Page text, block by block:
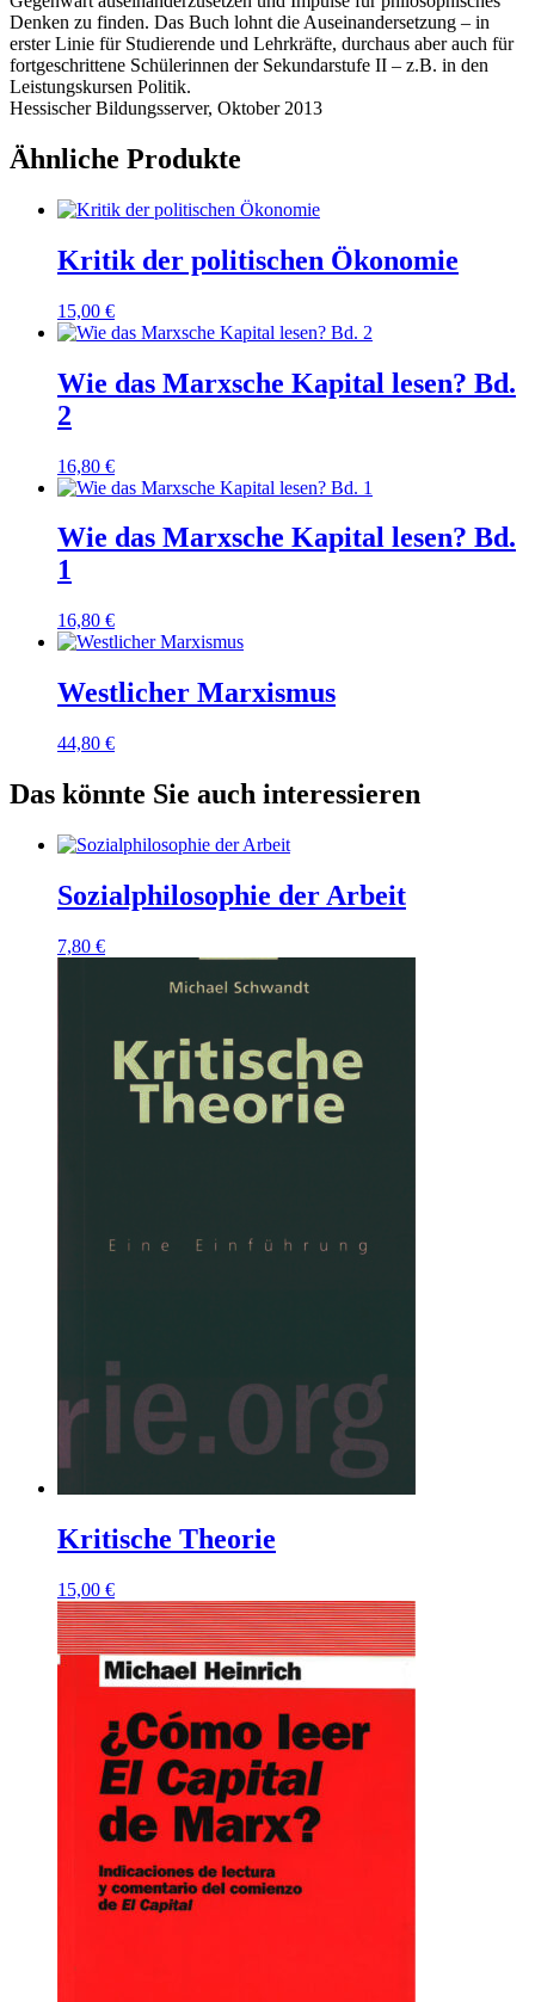
Denken zu finden. Das Buch lohnt die Auseinandersetzung – in
erster Linie für Studierende und Lehrkräfte, durchaus aber auch für
fortgeschrittene Schülerinnen der Sekundarstufe II – z.B. in den
Leistungskursen Politik.
Hessischer Bildungsserver, Oktober 2013
Ähnliche Produkte
Kritik der politischen Ökonomie
15,00 €
Wie das Marxsche Kapital lesen? Bd.
2
16,80 €
Wie das Marxsche Kapital lesen? Bd.
1
16,80 €
Westlicher Marxismus
44,80 €
Das könnte Sie auch interessieren
Sozialphilosophie der Arbeit
7,80 €
Kritische Theorie
15,00 €